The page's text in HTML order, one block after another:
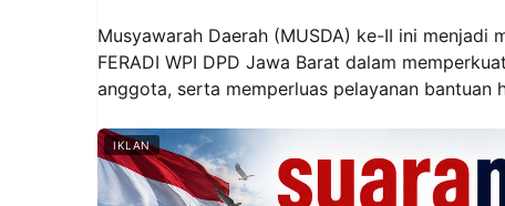
Musyawarah Daerah (MUSDA) ke-II ini
FERADI WPI DPD Jawa Barat dalam
anggota, serta memperluas pelayanan bantuan
IKLAN